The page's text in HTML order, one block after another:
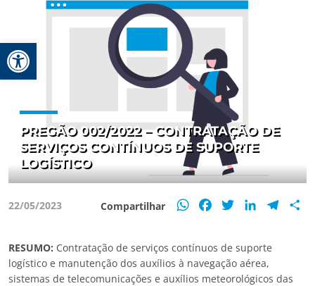
Barra de Ferramentas Aberta
PREGÃO 002/2022 – CONTRATAÇÃO DE
SERVIÇOS CONTÍNUOS DE SUPORTE
LOGÍSTICO
22/05/2023 Compartilhar WhatsApp
FacebookTwitterLinkedIn
RESUMO: Contratação de serviços contínuos de suporte
logístico e manutenção dos auxílios à navegação aérea,
sistemas de telecomunicações e auxílios meteorológicos das